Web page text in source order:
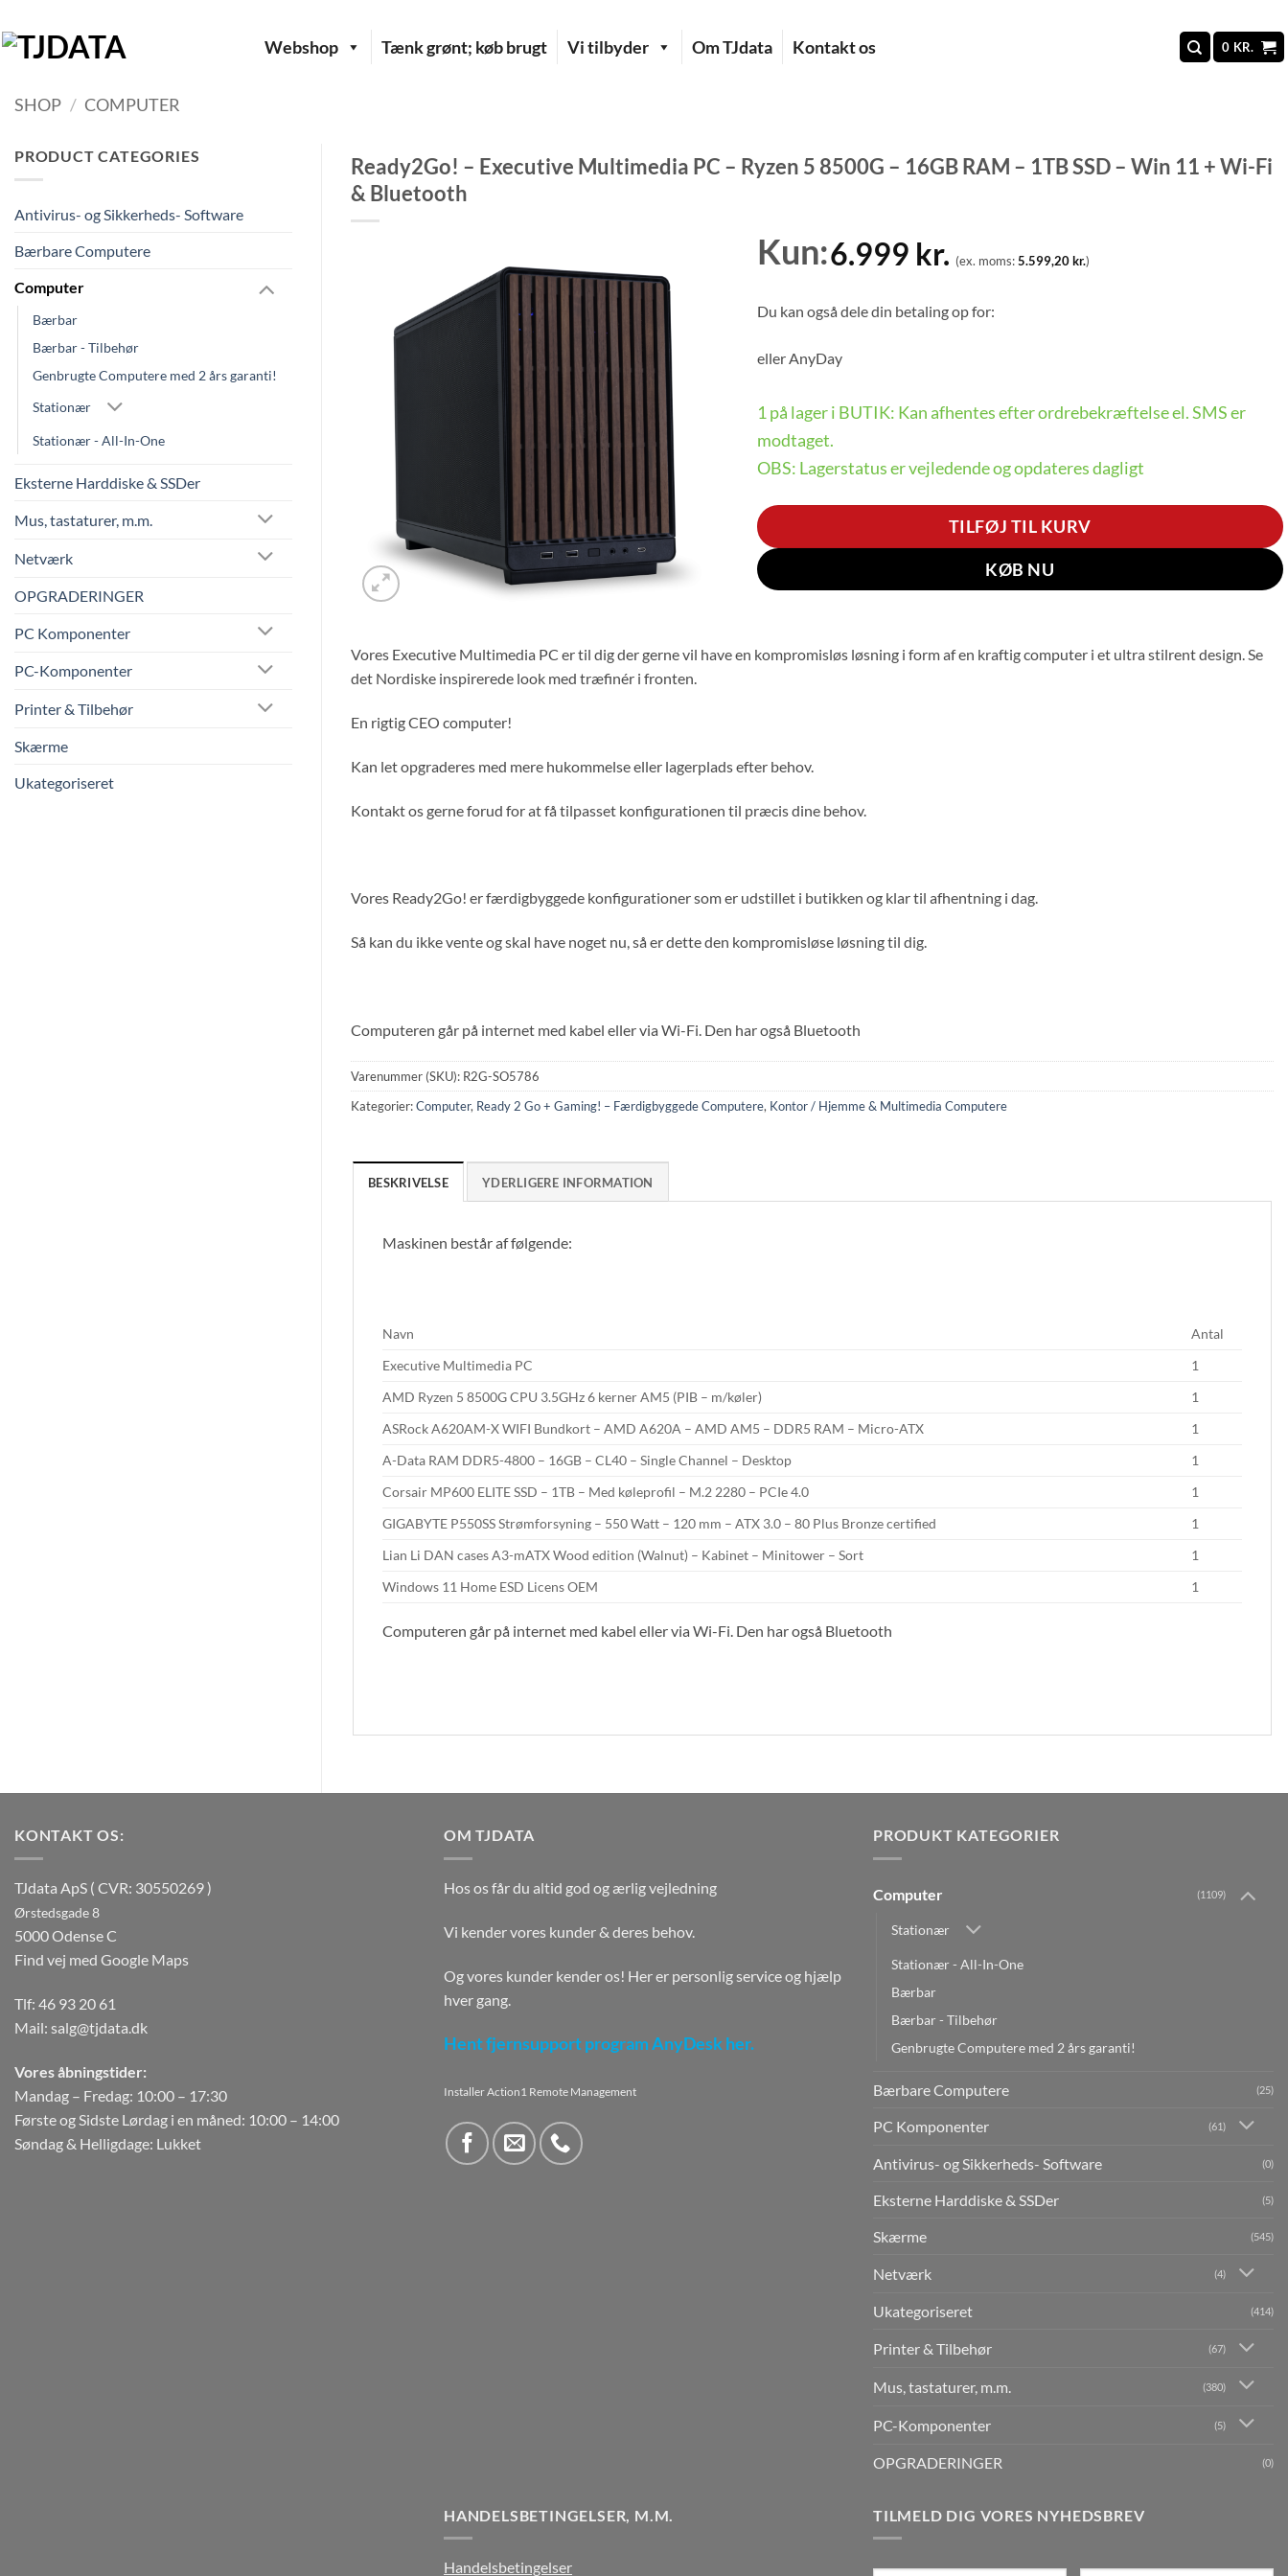
til
indhold
Webshop Tænk grønt; køb brugt Vi tilbyder Om TJdata Kontakt os 0 KR.
SHOP / COMPUTER
PRODUCT CATEGORIES
Antivirus- og Sikkerheds- Software
Bærbare Computere
Computer
Bærbar
Bærbar - Tilbehør
Genbrugte Computere med 2 års garanti!
Stationær
Stationær - All-In-One
Eksterne Harddiske & SSDer
Mus, tastaturer, m.m.
Netværk
OPGRADERINGER
PC Komponenter
PC-Komponenter
Printer & Tilbehør
Skærme
Ukategoriseret
Ready2Go! – Executive Multimedia PC – Ryzen 5 8500G – 16GB RAM – 1TB SSD – Win 11 + Wi-Fi
& Bluetooth
Kun:6.999 kr. (ex. moms:5.599,20kr.)
Du kan også dele din betaling op for:
ellerAnyDay
1 på lager i BUTIK: Kan afhentes efter ordrebekræftelse el. SMS er
modtaget.
OBS: Lagerstatus er vejledende og opdateres dagligt
TILFØJ TIL KURV
KØB NU
Vores Executive Multimedia PC er til dig der gerne vil have en kompromisløs løsning i form af en kraftig computer i et ultra stilrent design. Se
det Nordiske inspirerede look med træfinér i fronten.
En rigtig CEO computer!
Kan let opgraderes med mere hukommelse eller lagerplads efter behov.
Kontakt os gerne forud for at få tilpasset konfigurationen til præcis dine behov.
Vores Ready2Go! er færdigbyggede konfigurationer som er udstillet i butikken og klar til afhentning i dag.
Så kan du ikke vente og skal have noget nu, så er dette den kompromisløse løsning til dig.
Computeren går på internet med kabel eller via Wi-Fi. Den har også Bluetooth
Varenummer (SKU): R2G-SO5786
Kategorier:Computer, Ready 2 Go + Gaming! – Færdigbyggede Computere, Kontor / Hjemme & Multimedia Computere
BESKRIVELSE YDERLIGERE INFORMATION
Maskinen består af følgende:
Navn
Antal
Executive Multimedia PC
1
AMD Ryzen 5 8500G CPU 3.5GHz 6 kerner AM5 (PIB – m/køler)
1
ASRock A620AM-X WIFI Bundkort – AMD A620A – AMD AM5 – DDR5 RAM – Micro-ATX
1
A-Data RAM DDR5-4800 – 16GB – CL40 – Single Channel – Desktop
1
Corsair MP600 ELITE SSD – 1TB – Med køleprofil – M.2 2280 – PCIe 4.0
1
GIGABYTE P550SS Strømforsyning – 550 Watt – 120 mm – ATX 3.0 – 80 Plus Bronze certified
1
Lian Li DAN cases A3-mATX Wood edition (Walnut) – Kabinet – Minitower – Sort
1
Windows 11 Home ESD Licens OEM
1
Computeren går på internet med kabel eller via Wi-Fi. Den har også Bluetooth
KONTAKT OS:
TJdata ApS ( CVR: 30550269 )
Ørstedsgade 8
5000 Odense C
Find vej med Google Maps
Tlf: 46 93 20 61
Mail: salg@tjdata.dk
Vores åbningstider:
Mandag – Fredag: 10:00 – 17:30
Første og Sidste Lørdag i en måned: 10:00 – 14:00
Søndag & Helligdage: Lukket
OM TJDATA
Hos os får du altid god og ærlig vejledning
Vi kender vores kunder & deres behov.
Og vores kunder kender os! Her er personlig service og hjælp
hver gang.
Hent fjernsupport program AnyDesk her.
Installer Action1 Remote Management
PRODUKT KATEGORIER
Computer (1109)
Stationær
Stationær - All-In-One
Bærbar
Bærbar - Tilbehør
Genbrugte Computere med 2 års garanti!
Bærbare Computere (25)
PC Komponenter (61)
Antivirus- og Sikkerheds- Software (0)
Eksterne Harddiske & SSDer (5)
Skærme (545)
Netværk (4)
Ukategoriseret (414)
Printer & Tilbehør (67)
Mus, tastaturer, m.m. (380)
PC-Komponenter (5)
OPGRADERINGER (0)
HANDELSBETINGELSER, M.M.
Handelsbetingelser
TILMELD DIG VORES NYHEDSBREV